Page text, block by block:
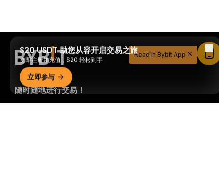
随时随地进行交易！
$20 USDT 助您从容开启交易之旅
立即注册并充值，$20 轻松到手
立即参与
Read in Bybit App